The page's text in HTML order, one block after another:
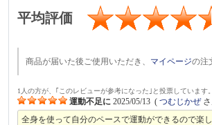
平均評価
商品が届いた後ご使用いただき、 マイページの注
1人の方が、｢このレビューが参考になった｣と投票しています。
運動不足に 2025/05/13 (つむじかぜさ
全身を使って自分のペースで運動ができるので楽し